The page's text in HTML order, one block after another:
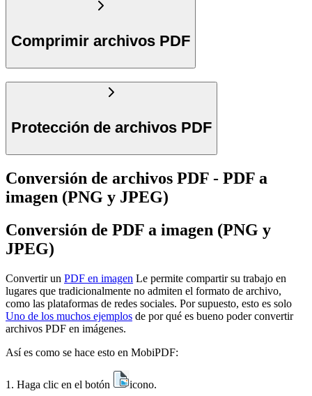
Comprimir archivos PDF
Protección de archivos PDF
Conversión de archivos PDF - PDF a
imagen (PNG y JPEG)
Conversión de PDF a imagen (PNG y
JPEG)
Convertir un PDF en imagen Le permite compartir su trabajo en
lugares que tradicionalmente no admiten el formato de archivo,
como las plataformas de redes sociales. Por supuesto, esto es solo
Uno de los muchos ejemplos de por qué es bueno poder convertir
archivos PDF en imágenes.
Así es como se hace esto en MobiPDF:
1. Haga clic en el botón icono.